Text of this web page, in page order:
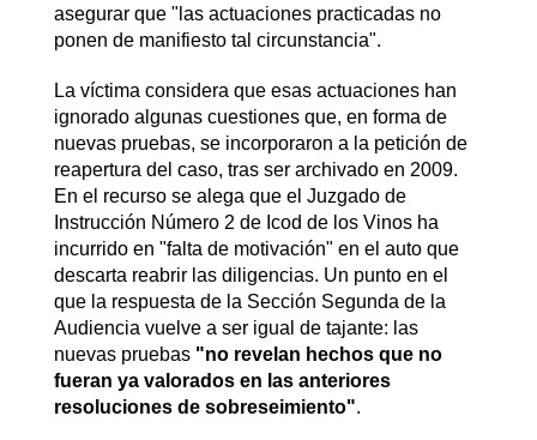
asegurar que "las actuaciones practicadas no
ponen de manifiesto tal circunstancia".
La víctima considera que esas actuaciones han
ignorado algunas cuestiones que, en forma de
nuevas pruebas, se incorporaron a la petición de
reapertura del caso, tras ser archivado en 2009.
En el recurso se alega que el Juzgado de
Instrucción Número 2 de Icod de los Vinos ha
incurrido en "falta de motivación" en el auto que
descarta reabrir las diligencias. Un punto en el
que la respuesta de la Sección Segunda de la
Audiencia vuelve a ser igual de tajante: las
nuevas pruebas "no revelan hechos que no
fueran ya valorados en las anteriores
resoluciones de sobreseimiento".